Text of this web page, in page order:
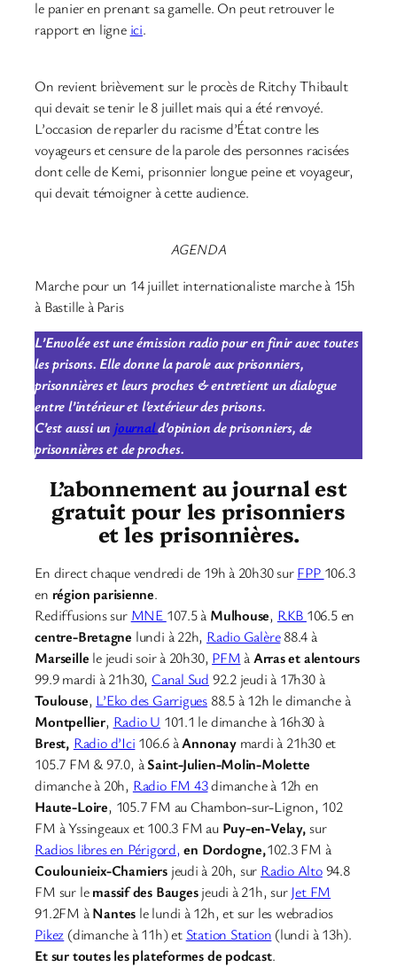
le panier en prenant sa gamelle. On peut retrouver le
rapport en ligne ici.
On revient brièvement sur le procès de Ritchy Thibault
qui devait se tenir le 8 juillet mais qui a été renvoyé.
L’occasion de reparler du racisme d’État contre les
voyageurs et censure de la parole des personnes racisées
dont celle de Kemi, prisonnier longue peine et voyageur,
qui devait témoigner à cette audience.
AGENDA
Marche pour un 14 juillet internationaliste marche à 15h
à Bastille à Paris
L’Envolée est une émission radio pour en finir avec toutes
les prisons. Elle donne la parole aux prisonniers,
prisonnières et leurs proches & entretient un dialogue
entre l’intérieur et l’extérieur des prisons.
C’est aussi unjournald’opinion de prisonniers, de
prisonnières et de proches.
L’abonnement au journal est
gratuit pour les prisonniers
et les prisonnières.
En direct chaque vendredi de 19h à 20h30 surFPP 106.3
en région parisienne.
Rediffusions sur MNE 107.5 à Mulhouse, RKB 106.5 en
centre-Bretagne lundi à 22h, Radio Galère88.4 à
Marseille le jeudi soir à 20h30, PFMàArras et alentours
99.9 mardi à 21h30, Canal Sud 92.2 jeudi à 17h30 à
Toulouse, L’Eko des Garrigues 88.5 à 12h le dimanche à
Montpellier, Radio U 101.1 le dimanche à 16h30 à
Brest, Radio d’Ici 106.6 àAnnonay mardi à 21h30 et
105.7 FM & 97.0, àSaint-Julien-Molin-Molette
dimanche à 20h, Radio FM 43dimanche à 12h en
Haute-Loire, 105.7 FM au Chambon-sur-Lignon, 102
FM à Yssingeaux et 100.3 FM au Puy-en-Velay,sur
Radios libres en Périgord, en Dordogne,102.3 FM à
Coulounieix-Chamiers jeudi à 20h, sur Radio Alto94.8
FM sur lemassif des Baugesjeudi à 21h, sur Jet FM
91.2FM àNantes le lundi à 12h, et sur les webradios
Pikez (dimanche à 11h) et Station Station (lundi à 13h).
Et sur toutes les plateformes de podcast.